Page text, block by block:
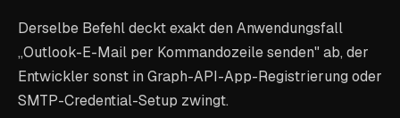
Derselbe Befehl deckt exakt den Anwendungsfall
„Outlook-E-Mail per Kommandozeile senden" ab, der
Entwickler sonst in Graph-API-App-Registrierung oder
SMTP-Credential-Setup zwingt.